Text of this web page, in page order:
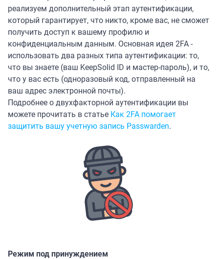
реализуем дополнительный этап аутентификации,
который гарантирует, что никто, кроме вас, не сможет
получить доступ к вашему профилю и
конфиденциальным данным. Основная идея 2FA -
использовать два разных типа аутентификации: то,
что вы знаете (ваш KeepSolid ID и мастер-пароль), и то,
что у вас есть (одноразовый код, отправленный на
ваш адрес электронной почты).
Подробнее о двухфакторной аутентификации вы
можете прочитать в статье Как 2FA помогает
защитить вашу учетную запись Passwarden.
Режим под принуждением